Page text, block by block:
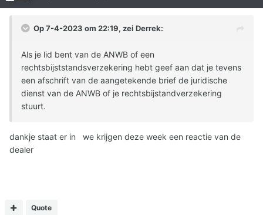
Op 7-4-2023 om 22:19, zei Derrek:
Als je lid bent van de ANWB of een
rechtsbijststandsverzekering hebt geef aan dat je tevens
een afschrift van de aangetekende brief de juridische
dienst van de ANWB of je rechtsbijstandverzekering
stuurt.
dankje staat er in we krijgen deze week een reactie van de
dealer
Quote